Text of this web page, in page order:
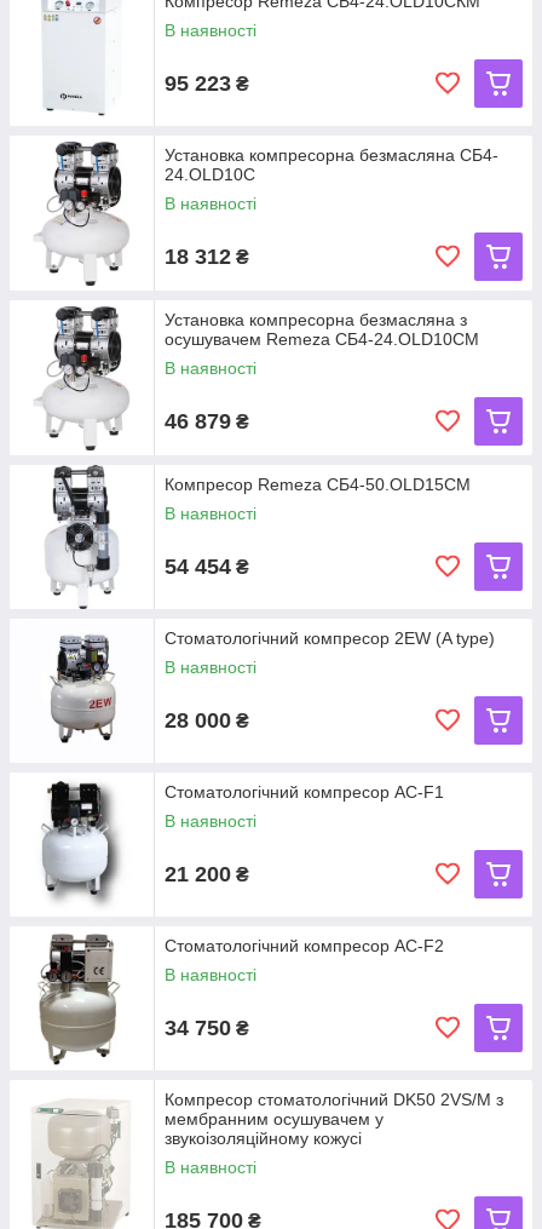
В наявності
95 223 ₴
Установка компресорна безмасляна СБ4-
24.OLD10C
В наявності
18 312 ₴
Установка компресорна безмасляна з
осушувачем Remeza СБ4-24.OLD10CМ
В наявності
46 879 ₴
Компресор Remeza СБ4-50.OLD15CM
В наявності
54 454 ₴
Стоматологічний компресор 2EW (A type)
В наявності
28 000 ₴
Стоматологічний компресор AC-F1
В наявності
21 200 ₴
Стоматологічний компресор AC-F2
В наявності
34 750 ₴
Компресор стоматологічний DK50 2VS/M з
мембранним осушувачем у
звукоізоляційному кожусі
В наявності
185 700 ₴